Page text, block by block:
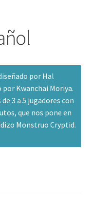
por Hal
por Kwanchai Moriya.
3 a 5 jugadores con
que nos pone en
Monstruo Cryptid.